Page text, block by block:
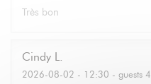
Très bon
Cindy L
2026-08-02 - 12:30 - guests 4